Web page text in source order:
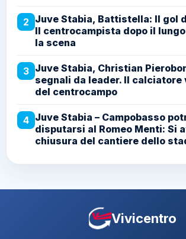
2 Juve Stabia, Battistella: Il gol
Il centrocampista dopo il
la scena
3 Juve Stabia, Christian
segnali da leader. Il calciatore
del centrocampo
4 Juve Stabia – Campobasso
disputarsi al Romeo Menti: Si
chiusura del cantiere dello
Vivicentro